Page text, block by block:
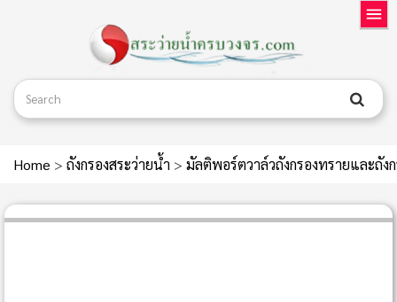
Home > ถังกรองสระว่ายน้ำ > มัลติพอร์ตวาล์วถังกรองทรายและถัง